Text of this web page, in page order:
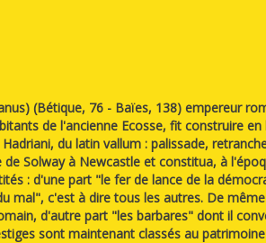
(Bétique, 76 - Baïes, 138) empereur
de l'ancienne Ecosse, fit construire
du latin vallum : palissade,
Solway à Newcastle et constitua, à
: d'une part "le fer de lance de la
mal", c'est à dire tous les autres. De
d'autre part "les barbares" dont il
sont maintenant classés au